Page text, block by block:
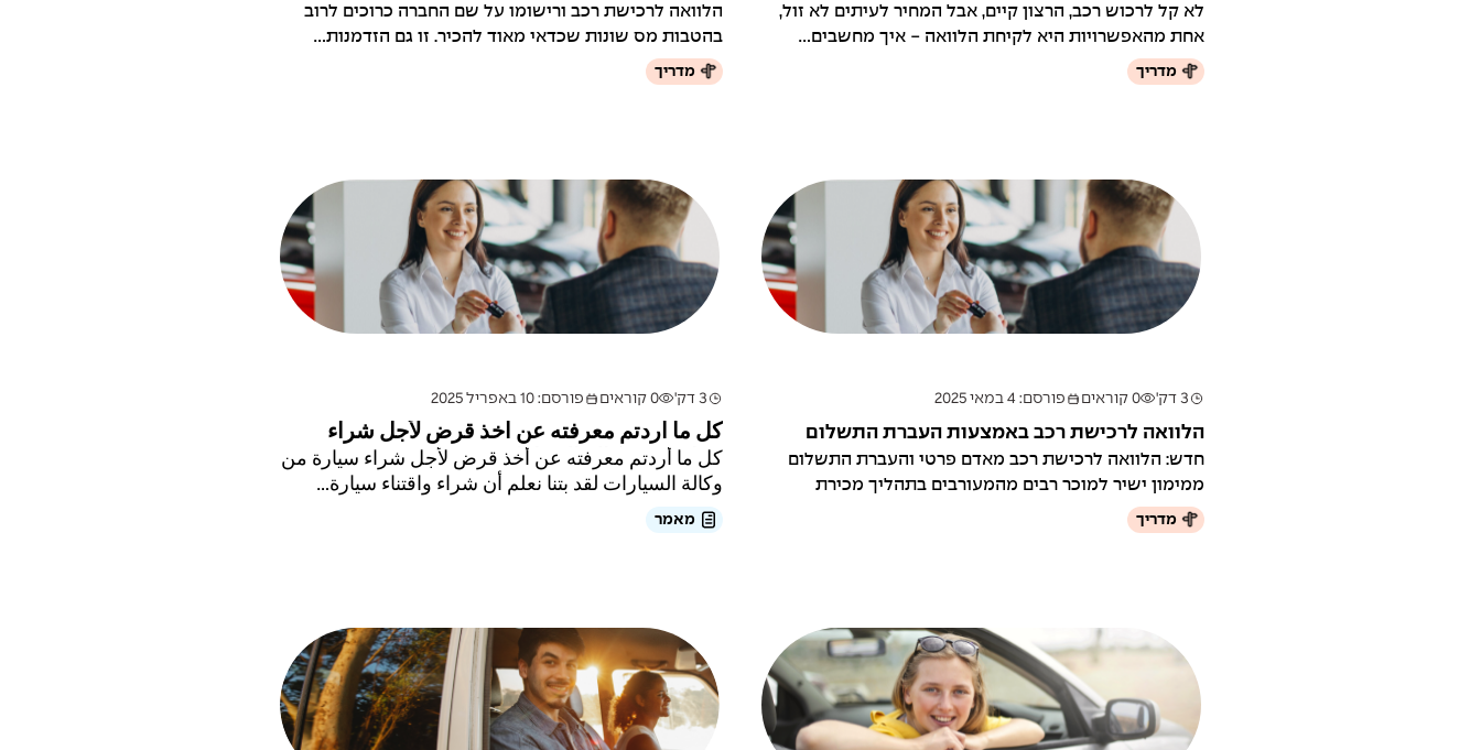
לא קל לרכוש רכב, הרצון קיים, אבל המחיר לעיתים לא זול,
אחת מהאפשרויות היא לקיחת הלוואה - איך מחשבים...
מדריך
הלוואה לרכישת רכב ורישומו על שם החברה כרוכים לרוב
בהטבות מס שונות שכדאי מאוד להכיר. זו גם הזדמנות...
מדריך
3 דק' 0 קוראים פורסם: 4 במאי 2025
הלוואה לרכישת רכב באמצעות העברת התשלום
ממימון ישיר
חדש: הלוואה לרכישת רכב מאדם פרטי והעברת התשלום
ממימון ישיר למוכר רבים מהמעורבים בתהליך מכירת
ורכישת...
מדריך
3 דק' 0 קוראים פורסם: 10 באפריל 2025
كل ما أردتم معرفته عن أخذ قرض لأجل شراء
سيارة من وكالة السيارات
كل ما أردتم معرفته عن أخذ قرض لأجل شراء سيارة من
وكالة السيارات لقد بتنا نعلم أن شراء واقتناء سيارة...
מאמר